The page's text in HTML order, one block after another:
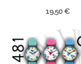
19,50 €